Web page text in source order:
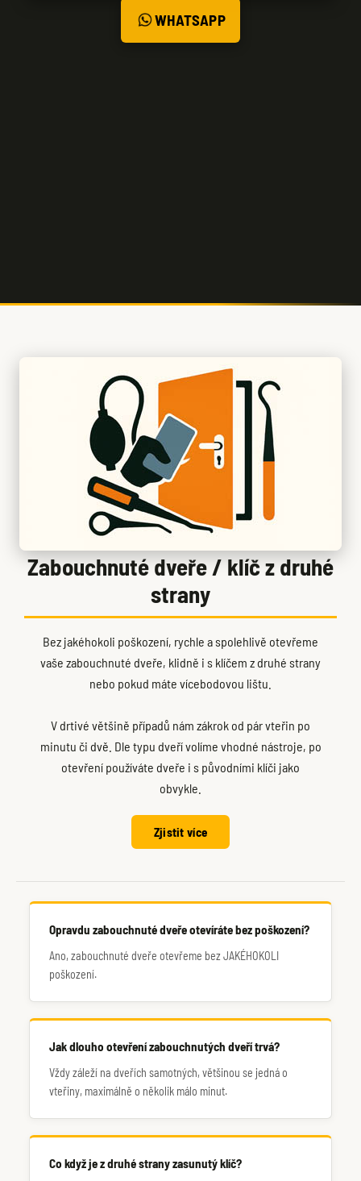
WHATSAPP
Zabouchnuté dveře / klíč z druhé
strany
Bez jakéhokoli poškození, rychle a spolehlivě otevřeme
vaše zabouchnuté dveře, klidně i s klíčem z druhé strany
nebo pokud máte vícebodovou lištu.
V drtivé většině případů nám zákrok od pár vteřin po
minutu či dvě. Dle typu dveří volíme vhodné nástroje, po
otevření používáte dveře i s původními klíči jako
obvykle.
Zjistit více
Opravdu zabouchnuté dveře otevíráte bez poškození?
Ano, zabouchnuté dveře otevřeme bez JAKÉHOKOLI
poškození.
Jak dlouho otevření zabouchnutých dveří trvá?
Vždy záleží na dveřích samotných, většinou se jedná o
vteřiny, maximálně o několik málo minut.
Co když je z druhé strany zasunutý klíč?